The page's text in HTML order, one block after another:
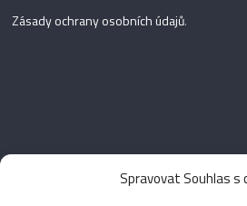
Spravovat Souhlas s
Zásady ochrany osobních údajů.